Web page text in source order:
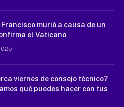
Francisco murió a causa de un
el Vaticano
viernes de consejo técnico?
qué puedes hacer con tus